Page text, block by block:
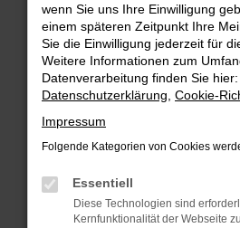
Beim Laden ist ein Fehler
Hier sind ein paar Tipps, die dir
Überprüfe deine Firewall und
Internetverbindung.
Laden andere Webseiten,
Suchmaschine?
Prüfe deine
das Laden bestimmter Seiten
Funktioniert die Seite in
oder in einem privaten
wenn Sie uns Ihre Einwilligung
einem späteren Zeitpunkt Ihre
Sie die Einwilligung jederzeit für
Weitere Informationen zum
Datenverarbeitung finden Sie hier:
Datenschutzerklärung Cookie-
Impressum
Folgende Kategorien von Cookies
Essentiell
Diese Technologien sind
Kernfunktionalität der Webseite